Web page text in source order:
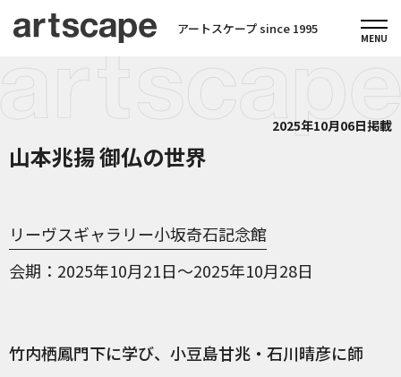
アートスケープ since 1995
2025年10月06日掲載
山本兆揚 御仏の世界
リーヴスギャラリー小坂奇石記念館
会期
2025年10月21日～2025年10月28日
竹内栖鳳門下に学び、小豆島甘兆・石川晴彦に師